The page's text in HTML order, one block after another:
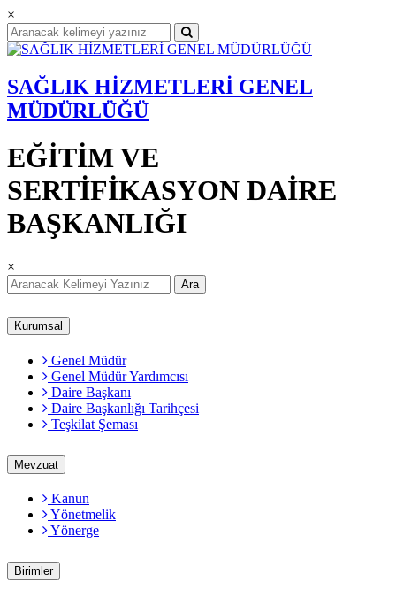
×
SAĞLIK HİZMETLERİ GENEL
MÜDÜRLÜĞÜ
EĞİTİM VE
SERTİFİKASYON DAİRE
BAŞKANLIĞI
×
Ara
Kurumsal
Genel Müdür
Genel Müdür Yardımcısı
Daire Başkanı
Daire Başkanlığı Tarihçesi
Teşkilat Şeması
Mevzuat
Kanun
Yönetmelik
Yönerge
Birimler